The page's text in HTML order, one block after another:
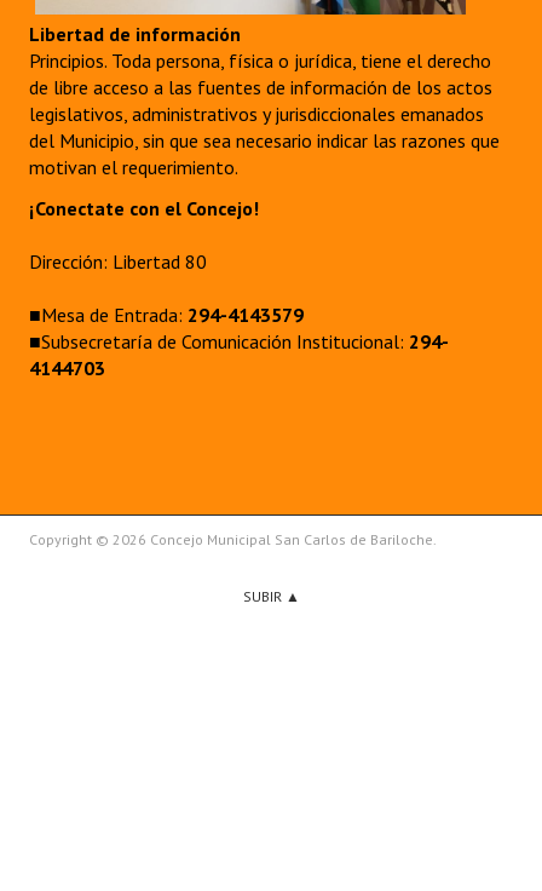
Libertad de información
Principios. Toda persona, física o jurídica, tiene el derecho
de libre acceso a las fuentes de información de los actos
legislativos, administrativos y jurisdiccionales emanados
del Municipio, sin que sea necesario indicar las razones que
motivan el requerimiento.
¡Conectate con el Concejo!
Dirección: Libertad 80
■Mesa de Entrada: 294-4143579
■Subsecretaría de Comunicación Institucional: 294-
4144703
Copyright © 2026 Concejo Municipal San Carlos de Bariloche.
SUBIR ▲